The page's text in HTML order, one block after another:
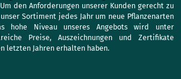
den Anforderungen unserer Kunden gerecht zu
Sortiment jedes Jahr um neue Pflanzenarten
hohe Niveau unseres Angebots wird unter
Preise, Auszeichnungen und Zertifikate
letzten Jahren erhalten haben.